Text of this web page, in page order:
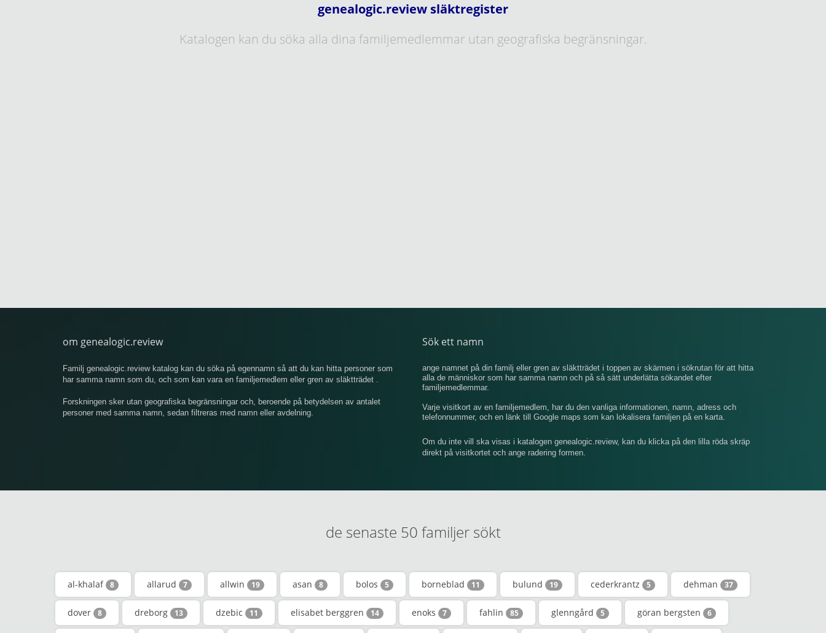
genealogic.review släktregister
Katalogen kan du söka alla dina familjemedlemmar utan geografiska begränsningar.
om genealogic.review
Familj genealogic.review katalog kan du söka på egennamn så att du kan hitta personer som
har samma namn som du, och som kan vara en familjemedlem eller gren av släktträdet .
Forskningen sker utan geografiska begränsningar och, beroende på betydelsen av antalet
personer med samma namn, sedan filtreras med namn eller avdelning.
Sök ett namn
ange namnet på din familj eller gren av släktträdet i toppen av skärmen i sökrutan för att hitta
alla de människor som har samma namn och på så sätt underlätta sökandet efter
familjemedlemmar.
Varje visitkort av en familjemedlem, har du den vanliga informationen, namn, adress och
telefonnummer, och en länk till Google maps som kan lokalisera familjen på en karta.
Om du inte vill ska visas i katalogen genealogic.review, kan du klicka på den lilla röda skräp
direkt på visitkortet och ange radering formen.
de senaste 50 familjer sökt
al-khalaf 8 allarud 7 allwin 19 asan 8 bolos 5 borneblad 11 bulund 19 cederkrantz 5 dehman 37
dover 8 dreborg 13 dzebic 11 elisabet berggren 14 enoks 7 fahlin 85 glenngård 5 göran bergsten 6